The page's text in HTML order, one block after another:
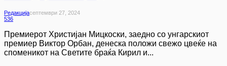
РедакцијаСептември 27, 2024
536
Премиерот Христијан Мицкоски, заедно со унгарскиот
премиер Виктор Орбан, денеска положи свежо цвеќе на
споменикот на Светите браќа Кирил и...